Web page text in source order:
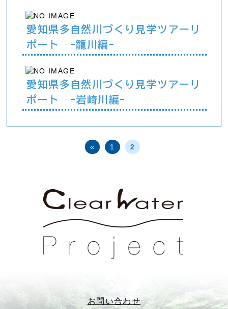
愛知県多自然川づくり見学ツアーリ
ポート -籠川編-
愛知県多自然川づくり見学ツアーリ
ポート -岩崎川編-
« 1 2
お問い合わせ